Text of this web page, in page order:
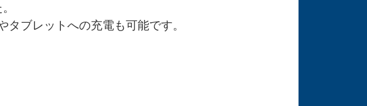
ブレットへの充電も可能です。